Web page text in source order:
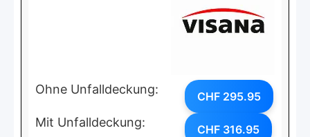
Ohne Unfalldeckung: CHF 295.95
Mit Unfalldeckung: CHF 316.95